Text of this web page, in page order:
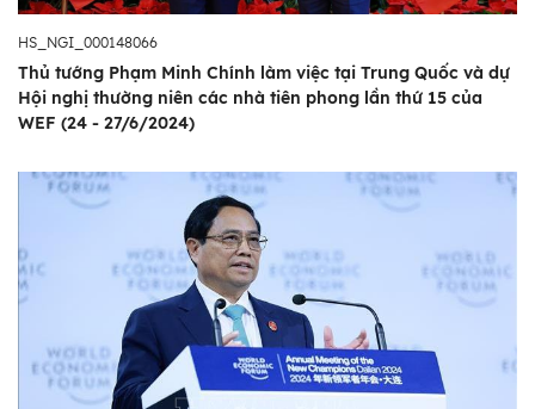
HS_NGI_000148066
Thủ tướng Phạm Minh Chính làm việc tại Trung Quốc và dự
Hội nghị thường niên các nhà tiên phong lần thứ 15 của
WEF (24 - 27/6/2024)